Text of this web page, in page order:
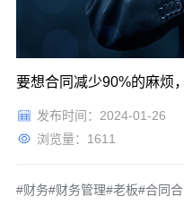
要想合同减少90%的麻烦
发布时间：2024-01-26
浏览量：1611
#财务#财务管理#老板#合同